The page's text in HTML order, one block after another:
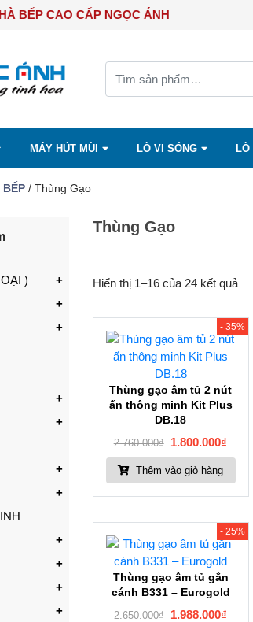
NHÀ BẾP CAO CẤP NGỌC ÁNH
MÁY HÚT MÙI LÒ VI SÓNG LÒ
BẾP / Thùng Gạo
)
Thùng Gạo
Hiển thị 1–16 của 24 kết quả
- 35%
Thùng gạo âm tủ 2 nút
ấn thông minh Kit Plus
DB.18
2.760.000₫ 1.800.000₫
Thêm vào giỏ hàng
- 25%
Thùng gạo âm tủ gắn
cánh B331 – Eurogold
2.650.000₫ 1.988.000₫